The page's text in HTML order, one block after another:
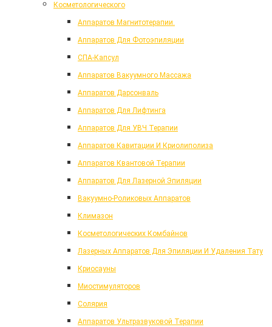
Косметологического
Аппаратов Магнитотерапии.
Аппаратов Для Фотоэпиляции
СПА-Капсул
Аппаратов Вакуумного Массажа
Аппаратов Дарсонваль
Аппаратов Для Лифтинга
Аппаратов Для УВЧ Терапии
Аппаратов Кавитации И Криолиполиза
Аппаратов Квантовой Терапии
Аппаратов Для Лазерной Эпиляции
Вакуумно-Роликовых Аппаратов
Климазон
Косметологических Комбайнов
Лазерных Аппаратов Для Эпиляции И Удаления Тату
Криосауны
Миостимуляторов
Солярия
Аппаратов Ультразвуковой Терапии